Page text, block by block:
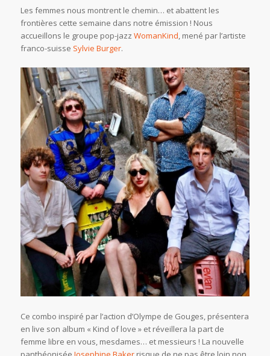
Les femmes nous montrent le chemin… et abattent les
frontières cette semaine dans notre émission ! Nous
accueillons le groupe pop-jazz WomanKind, mené par l’artiste
franco-suisse Sylvie Burger.
Ce combo inspiré par l’action d’Olympe de Gouges, présentera
en live son album « Kind of love » et réveillera la part de
femme libre en vous, mesdames… et messieurs ! La nouvelle